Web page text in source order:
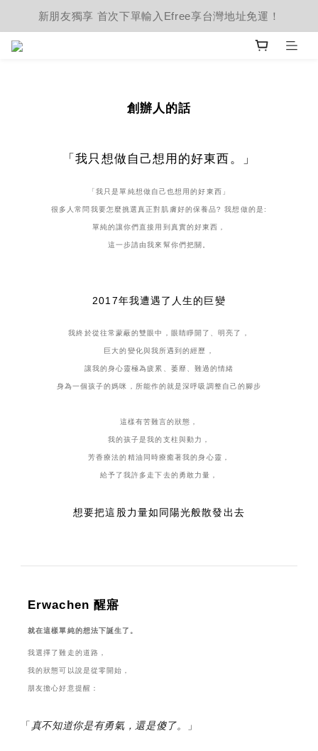
新朋友獨享 首次下單輸入Efree享台灣地址免運！
創辦人的話
「我只想做自己想用的好東西。」
「我只是單純想做自己也想用的好東西」
很多人常問我要怎麼挑選真正對肌膚好的保養品? 我想做的是:
單純的讓你們直接用到真實的好東西，
這一步請由我來幫你們把關。
2017年我遭遇了人生的巨變
我終於從往常蒙蔽的雙眼中，眼睛睜開了、明亮了，
巨大的變化與我所遇到的經歷，
讓我的身心靈極為疲累、萎靡、難過的情緒
身為一個孩子的媽咪，所能作的就是深呼吸調整自己的腳步
這樣有苦難言的狀態，
我的孩子是我的支柱與動力，
芳香療法的精油同時療癒著我的身心靈，
給予了我許多走下去的勇敢力量，
想要把這股力量如同陽光般散發出去
Erwachen 醒寤
就在這樣單純的想法下誕生了。
我選擇了難走的道路，
我的狀態可以說是從零開始，
朋友擔心好意提醒：
「真不知道你是有勇氣，還是傻了。 」